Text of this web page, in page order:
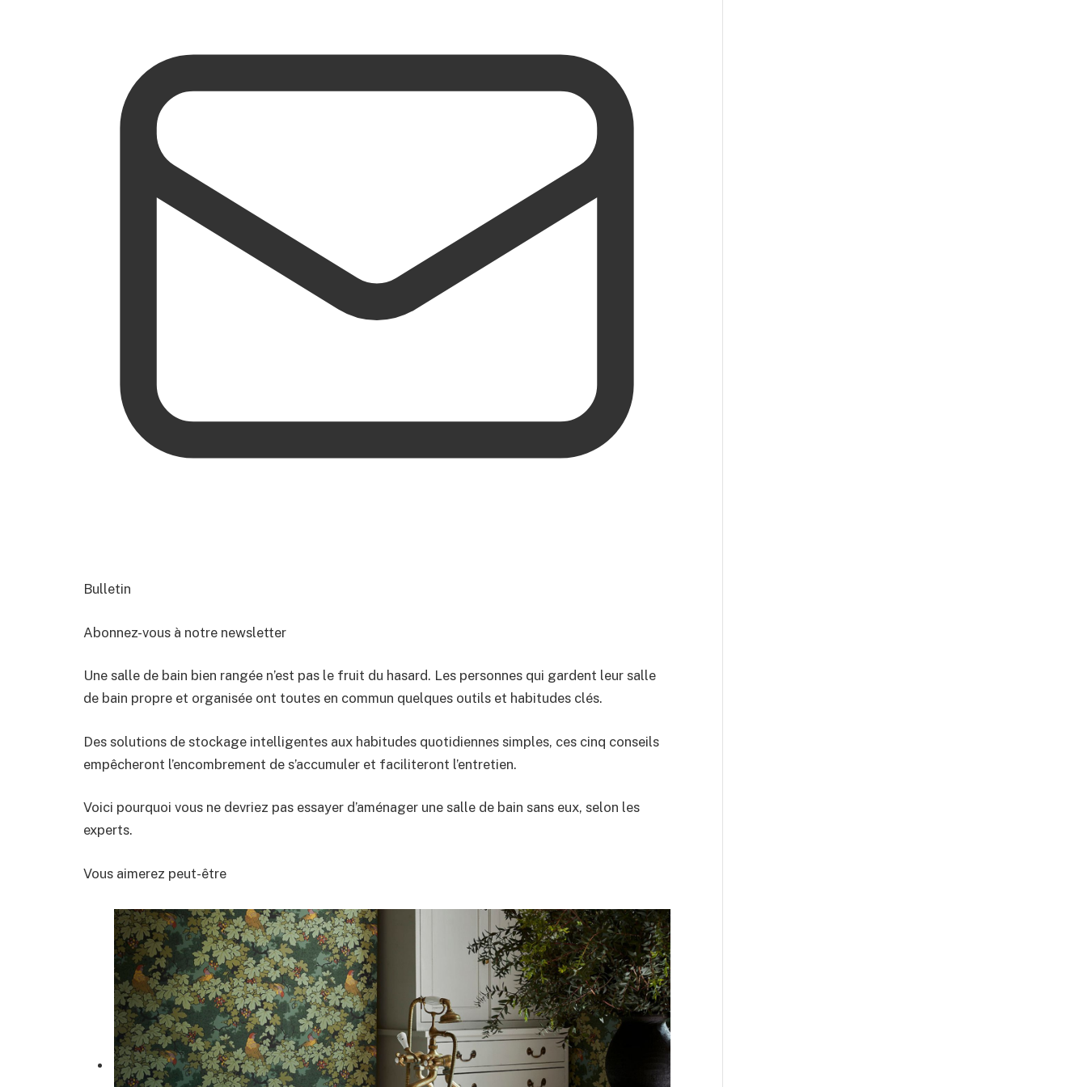
Bulletin
Abonnez-vous à notre newsletter
Une salle de bain bien rangée n’est pas le fruit du hasard. Les personnes qui gardent leur salle
de bain propre et organisée ont toutes en commun quelques outils et habitudes clés.
Des solutions de stockage intelligentes aux habitudes quotidiennes simples, ces cinq conseils
empêcheront l’encombrement de s’accumuler et faciliteront l’entretien.
Voici pourquoi vous ne devriez pas essayer d’aménager une salle de bain sans eux, selon les
experts.
Vous aimerez peut-être